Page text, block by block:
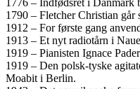
1790 – Fletcher Christian
1912 – For første gang
1913 – Et nyt radiotårn i
1919 – Pianisten Ignace
1919 – Den polsk-tyske
Moabit i Berlin.